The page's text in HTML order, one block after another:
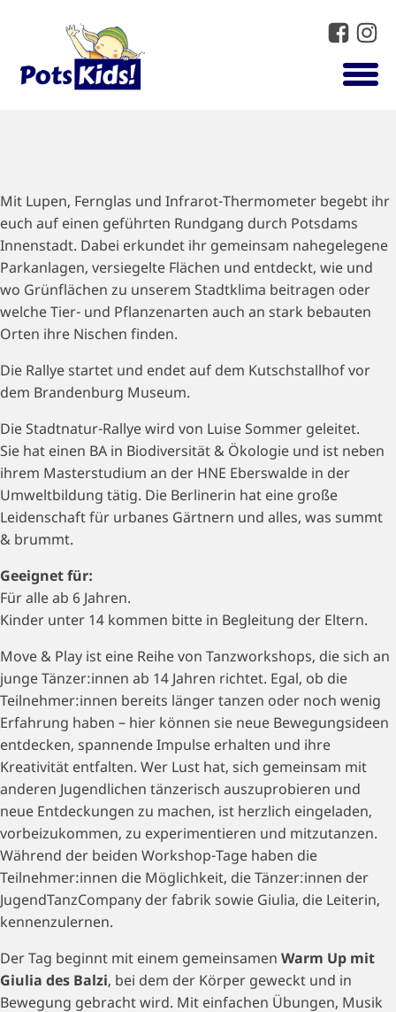
Mit Lupen, Fernglas und Infrarot-Thermometer begebt ihr
euch auf einen geführten Rundgang durch Potsdams
Innenstadt. Dabei erkundet ihr gemeinsam nahegelegene
Parkanlagen, versiegelte Flächen und entdeckt, wie und
wo Grünflächen zu unserem Stadtklima beitragen oder
welche Tier- und Pflanzenarten auch an stark bebauten
Orten ihre Nischen finden.
Die Rallye startet und endet auf dem Kutschstallhof vor
dem Brandenburg Museum.
Die Stadtnatur-Rallye wird von Luise Sommer geleitet.
Sie hat einen BA in Biodiversität & Ökologie und ist neben
ihrem Masterstudium an der HNE Eberswalde in der
Umweltbildung tätig. Die Berlinerin hat eine große
Leidenschaft für urbanes Gärtnern und alles, was summt
& brummt.
Geeignet für:
Für alle ab 6 Jahren.
Kinder unter 14 kommen bitte in Begleitung der Eltern.
Move & Play ist eine Reihe von Tanzworkshops, die sich an
junge Tänzer:innen ab 14 Jahren richtet. Egal, ob die
Teilnehmer:innen bereits länger tanzen oder noch wenig
Erfahrung haben – hier können sie neue Bewegungsideen
entdecken, spannende Impulse erhalten und ihre
Kreativität entfalten. Wer Lust hat, sich gemeinsam mit
anderen Jugendlichen tänzerisch auszuprobieren und
neue Entdeckungen zu machen, ist herzlich eingeladen,
vorbeizukommen, zu experimentieren und mitzutanzen.
Während der beiden Workshop-Tage haben die
Teilnehmer:innen die Möglichkeit, die Tänzer:innen der
JugendTanzCompany der fabrik sowie Giulia, die Leiterin,
kennenzulernen.
Der Tag beginnt mit einem gemeinsamen Warm Up mit
Giulia des Balzi, bei dem der Körper geweckt und in
Bewegung gebracht wird. Mit einfachen Übungen, Musik